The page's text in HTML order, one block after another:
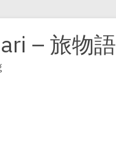
– 旅物語